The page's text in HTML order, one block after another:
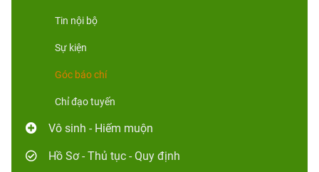
Tin nội bộ
Sự kiện
Góc báo chí
Chỉ đạo tuyến
Vô sinh - Hiếm muộn
Hồ Sơ - Thủ tục - Quy định